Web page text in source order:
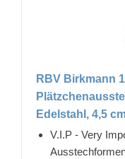
RBV Birkmann
Edelstahl, 4,5
V.I.P - Very